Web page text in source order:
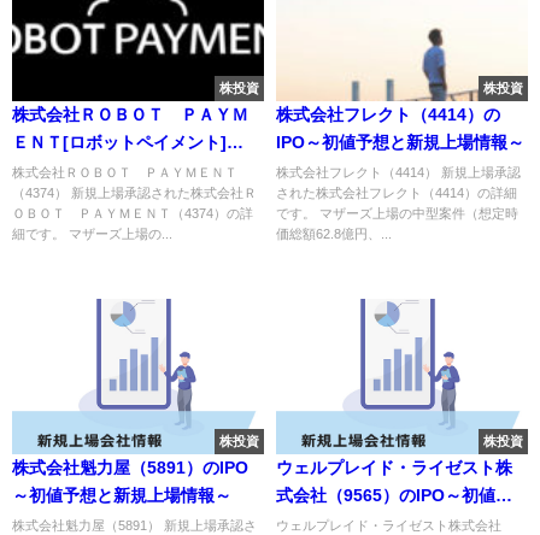
株投資
株式会社ＲＯＢＯＴ ＰＡＹＭ
ＥＮＴ[ロボットペイメント]
（4374）のIPO～初値予想と新
規上場情報～
株式会社ＲＯＢＯＴ ＰＡＹＭＥＮＴ
（4374） 新規上場承認された株式会社Ｒ
ＯＢＯＴ ＰＡＹＭＥＮＴ（4374）の詳
細です。 マザーズ上場の...
株投資
株式会社フレクト（4414）の
IPO～初値予想と新規上場情報～
株式会社フレクト（4414） 新規上場承認
された株式会社フレクト（4414）の詳細
です。 マザーズ上場の中型案件（想定時
価総額62.8億円、...
株投資
株式会社魁力屋（5891）のIPO
～初値予想と新規上場情報～
株式会社魁力屋（5891） 新規上場承認さ
株投資
ウェルプレイド・ライゼスト株
式会社（9565）のIPO～初値予
想と新規上場情報～
ウェルプレイド・ライゼスト株式会社